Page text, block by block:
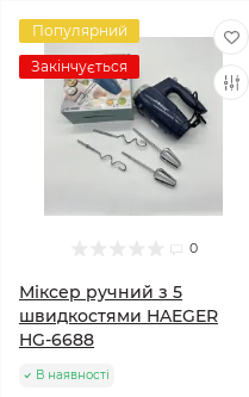
Популярний
Закінчується
0
Міксер ручний з 5
швидкостями HAEGER
HG-6688
В наявності